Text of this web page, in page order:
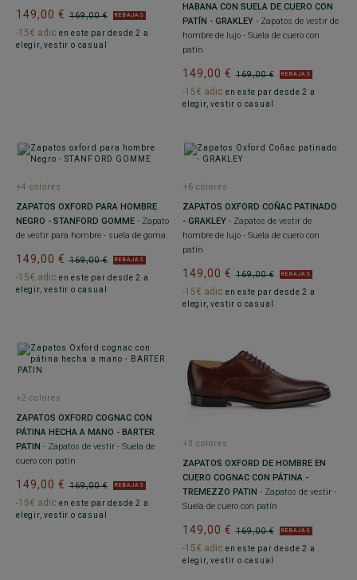
169,00 €
149,00 € REBAJAS
-15€ adic en este par desde 2 a
elegir, vestir o casual
HABANA CON SUELA DE CUERO CON
PATÍN - GRAKLEY - Zapatos de vestir de
hombre de lujo - Suela de cuero con
patín
169,00 €
149,00 € REBAJAS
-15€ adic en este par desde 2 a
elegir, vestir o casual
+4 colores
ZAPATOS OXFORD PARA HOMBRE
NEGRO - STANFORD GOMME - Zapato
de vestir para hombre - suela de goma
169,00 €
149,00 € REBAJAS
-15€ adic en este par desde 2 a
elegir, vestir o casual
+6 colores
ZAPATOS OXFORD COÑAC PATINADO
- GRAKLEY - Zapatos de vestir de
hombre de lujo - Suela de cuero con
patín
169,00 €
149,00 € REBAJAS
-15€ adic en este par desde 2 a
elegir, vestir o casual
+2 colores
ZAPATOS OXFORD COGNAC CON
PÁTINA HECHA A MANO - BARTER
PATIN - Zapatos de vestir - Suela de
cuero con patín
169,00 €
149,00 € REBAJAS
-15€ adic en este par desde 2 a
elegir, vestir o casual
+3 colores
ZAPATOS OXFORD DE HOMBRE EN
CUERO COGNAC CON PÁTINA -
TREMEZZO PATIN - Zapatos de vestir -
Suela de cuero con patín
169,00 €
149,00 € REBAJAS
-15€ adic en este par desde 2 a
elegir, vestir o casual